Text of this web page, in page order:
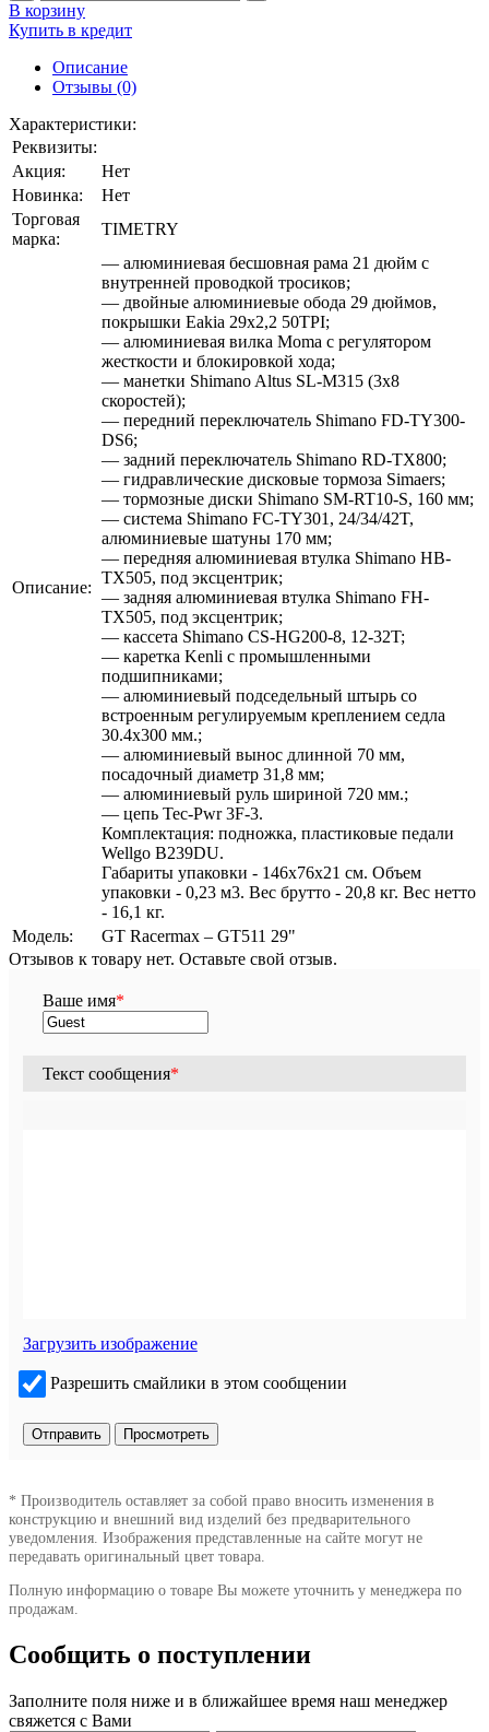
В корзину
Купить в кредит
Описание
Отзывы (0)
Характеристики:
Реквизиты:
Акция:
Нет
Новинка:
Нет
Торговая
марка:
TIMETRY
Описание:
— алюминиевая бесшовная рама 21 дюйм с
внутренней проводкой тросиков;
— двойные алюминиевые обода 29 дюймов,
покрышки Eakia 29х2,2 50TPI;
— алюминиевая вилка Moma с регулятором
жесткости и блокировкой хода;
— манетки Shimano Altus SL-M315 (3х8
скоростей);
— передний переключатель Shimano FD-TY300-
DS6;
— задний переключатель Shimano RD-TX800;
— гидравлические дисковые тормоза Simaers;
— тормозные диски Shimano SM-RT10-S, 160 мм;
— система Shimano FC-TY301, 24/34/42T,
алюминиевые шатуны 170 мм;
— передняя алюминиевая втулка Shimano HB-
TX505, под эксцентрик;
— задняя алюминиевая втулка Shimano FH-
TX505, под эксцентрик;
— кассета Shimano CS-HG200-8, 12-32T;
— каретка Kenli с промышленными
подшипниками;
— алюминиевый подседельный штырь со
встроенным регулируемым креплением седла
30.4х300 мм.;
— алюминиевый вынос длинной 70 мм,
посадочный диаметр 31,8 мм;
— алюминиевый руль шириной 720 мм.;
— цепь Tec-Pwr 3F-3.
Комплектация: подножка, пластиковые педали
Wellgo B239DU.
Габариты упаковки - 146х76х21 см. Объем
упаковки - 0,23 м3. Вес брутто - 20,8 кг. Вес нетто
- 16,1 кг.
Модель:
GT Racermax – GT511 29"
Отзывов к товару нет. Оставьте свой отзыв.
Ваше имя*
Текст сообщения*
Загрузить изображение
Разрешить смайлики в этом сообщении
* Производитель оставляет за собой право вносить изменения в
конструкцию и внешний вид изделий без предварительного
уведомления. Изображения представленные на сайте могут не
передавать оригинальный цвет товара.
Полную информацию о товаре Вы можете уточнить у менеджера по
продажам.
Сообщить о поступлении
Заполните поля ниже и в ближайшее время наш менеджер
свяжется с Вами